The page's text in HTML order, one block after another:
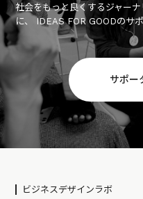
社会をもっと良くするジャー
に、 IDEAS FOR GOODのサ
サポー
ビジネスデザインラボ